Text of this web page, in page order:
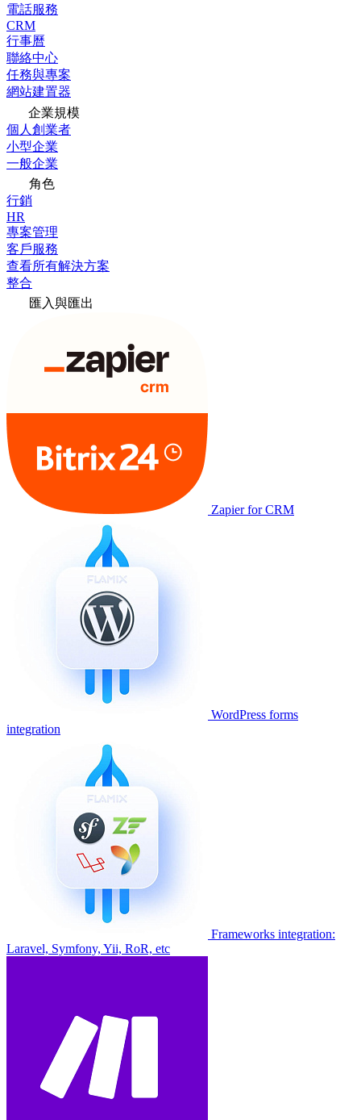
電話服務
CRM
行事曆
聯絡中心
任務與專案
網站建置器
企業規模
個人創業者
小型企業
一般企業
角色
行銷
HR
專案管理
客戶服務
查看所有解決方案
整合
匯入與匯出
Zapier for CRM
WordPress forms
integration
Frameworks integration:
Laravel, Symfony, Yii, RoR, etc